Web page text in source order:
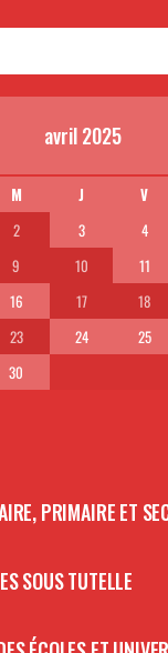
avril 2025
M J V
2 3 4
9 10 11
16 17 18
23 24 25
30
PRIMAIRE ET
SOUS TUTELLE